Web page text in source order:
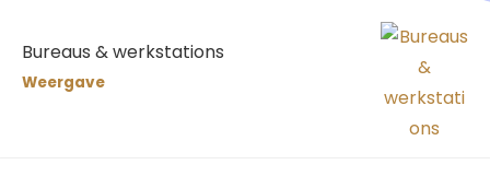
Bureaus & werkstations
Weergave